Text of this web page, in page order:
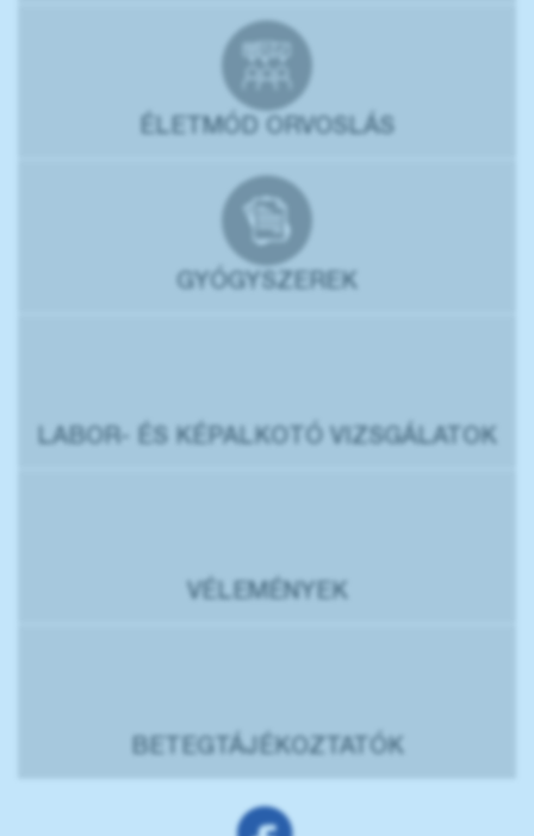
ÉLETMÓD ORVOSLÁS
GYÓGYSZEREK
LABOR- ÉS KÉPALKOTÓ VIZSGÁLATOK
VÉLEMÉNYEK
BETEGTÁJÉKOZTATÓK